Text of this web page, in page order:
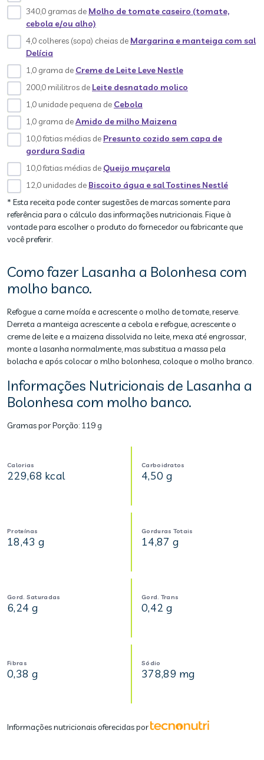
340,0 gramas de Molho de tomate caseiro (tomate,
cebola e/ou alho)
4,0 colheres (sopa) cheias de Margarina e manteiga com sal
Delícia
1,0 grama de Creme de Leite Leve Nestle
200,0 mililitros de Leite desnatado molico
1,0 unidade pequena de Cebola
1,0 grama deAmido de milho Maizena
10,0 fatias médias de Presunto cozido sem capa de
gordura Sadia
10,0 fatias médias de Queijo muçarela
12,0 unidades de Biscoito água e sal Tostines Nestlé
* Esta receita pode conter sugestões de marcas somente para
referência para o cálculo das informações nutricionais. Fique à
vontade para escolher o produto do fornecedor ou fabricante que
você preferir.
Como fazer Lasanha a Bolonhesa com
molho banco.
Refogue a carne moída e acrescente o molho de tomate, reserve.
Derreta a manteiga acrescente a cebola e refogue, acrescente o
creme de leite e a maizena dissolvida no leite, mexa até engrossar,
monte a lasanha normalmente, mas substitua a massa pela
bolacha e após colocar o mlho bolonhesa, coloque o molho branco.
Informações Nutricionais de Lasanha a
Bolonhesa com molho banco.
Gramas por Porção: 119 g
Calorias
229,68 kcal
Carboidratos
4,50 g
Proteínas
18,43 g
Gorduras Totais
14,87 g
Gord. Saturadas
6,24 g
Gord. Trans
0,42 g
Fibras
0,38 g
Sódio
378,89 mg
Informações nutricionais oferecidas por